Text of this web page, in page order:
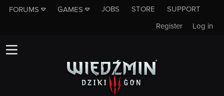
FORUMS GAMES JOBS STORE
SUPPORT
Log in
Register